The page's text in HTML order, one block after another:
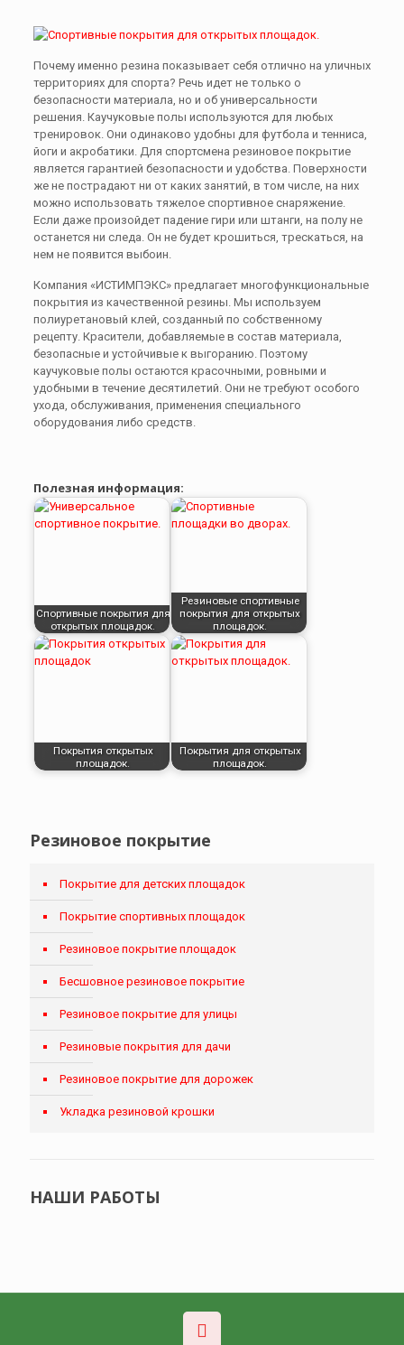
Почему именно резина показывает себя отлично на уличных
территориях для спорта? Речь идет не только о
безопасности материала, но и об универсальности
решения. Каучуковые полы используются для любых
тренировок. Они одинаково удобны для футбола и тенниса,
йоги и акробатики. Для спортсмена резиновое покрытие
является гарантией безопасности и удобства. Поверхности
же не пострадают ни от каких занятий, в том числе, на них
можно использовать тяжелое спортивное снаряжение.
Если даже произойдет падение гири или штанги, на полу не
останется ни следа. Он не будет крошиться, трескаться, на
нем не появится выбоин.
Компания «ИСТИМПЭКС» предлагает многофункциональные
покрытия из качественной резины. Мы используем
полиуретановый клей, созданный по собственному
рецепту. Красители, добавляемые в состав материала,
безопасные и устойчивые к выгоранию. Поэтому
каучуковые полы остаются красочными, ровными и
удобными в течение десятилетий. Они не требуют особого
ухода, обслуживания, применения специального
оборудования либо средств.
Полезная информация:
Спортивные покрытия для
открытых площадок.
Резиновые спортивные
покрытия для открытых
площадок.
Покрытия открытых
площадок.
Покрытия для открытых
площадок.
Резиновое покрытие
Покрытие для детских площадок
Покрытие спортивных площадок
Резиновое покрытие площадок
Бесшовное резиновое покрытие
Резиновое покрытие для улицы
Резиновые покрытия для дачи
Резиновое покрытие для дорожек
Укладка резиновой крошки
НАШИ РАБОТЫ